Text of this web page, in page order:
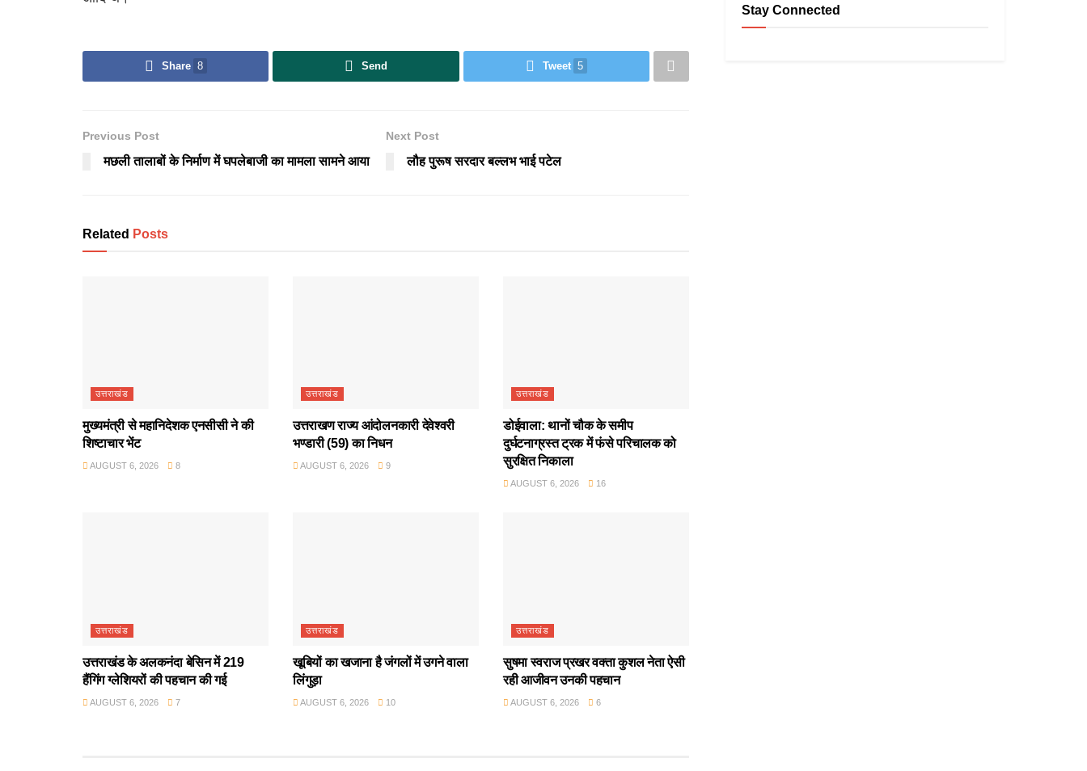
Share 8 Send Tweet 5
Previous Post
मछली तालाबों के निर्माण में घपलेबाजी का मामला सामने आया
Next Post
लौह पुरूष सरदार बल्लभ भाई पटेल
Related Posts
उत्तराखंड
मुख्यमंत्री से महानिदेशक एनसीसी ने की
शिष्टाचार भेंट
AUGUST 6, 2026 8
उत्तराखंड
उत्तराखण राज्य आंदोलनकारी देवेश्वरी
भण्डारी (59) का निधन
AUGUST 6, 2026 9
उत्तराखंड
डोईवाला: थानों चौक के समीप
दुर्घटनाग्रस्त ट्रक में फंसे परिचालक को
सुरक्षित निकाला
AUGUST 6, 2026 16
उत्तराखंड
उत्तराखंड के अलकनंदा बेसिन में 219
हैंगिंग ग्लेशियरों की पहचान की गई
AUGUST 6, 2026 7
उत्तराखंड
खूबियों का खजाना है जंगलों में उगने वाला
लिंगुड़ा
AUGUST 6, 2026 10
उत्तराखंड
सुषमा स्वराज प्रखर वक्ता कुशल नेता ऐसी
रही आजीवन उनकी पहचान
AUGUST 6, 2026 6
Stay Connected